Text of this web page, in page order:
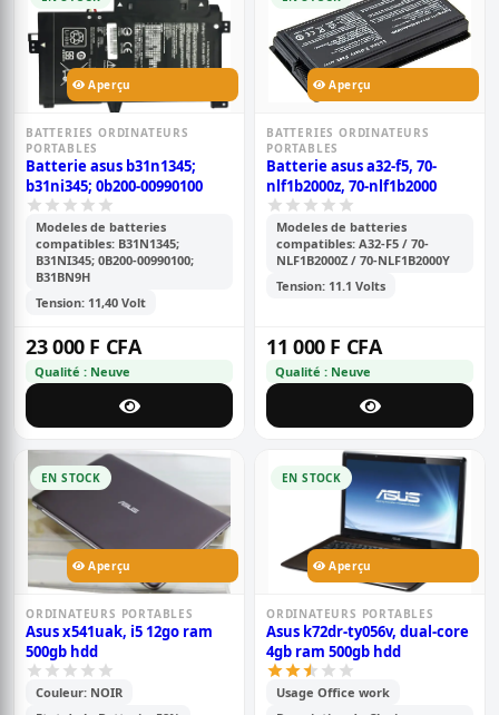
Aperçu
BATTERIES ORDINATEURS
PORTABLES
Batterie asus b31n1345;
b31ni345; 0b200-00990100
Modeles de batteries
compatibles: B31N1345;
B31NI345; 0B200-00990100;
B31BN9H
Tension: 11,40 Volt
23 000 F CFA
Qualité : Neuve
Aperçu
BATTERIES ORDINATEURS
PORTABLES
Batterie asus a32-f5, 70-
nlf1b2000z, 70-nlf1b2000
Modeles de batteries
compatibles: A32-F5 / 70-
NLF1B2000Z / 70-NLF1B2000Y
Tension: 11.1 Volts
11 000 F CFA
Qualité : Neuve
EN STOCK
Aperçu
ORDINATEURS PORTABLES
Asus x541uak, i5 12go ram
500gb hdd
Couleur: NOIR
EN STOCK
Aperçu
ORDINATEURS PORTABLES
Asus k72dr-ty056v, dual-core
4gb ram 500gb hdd
Usage Office work